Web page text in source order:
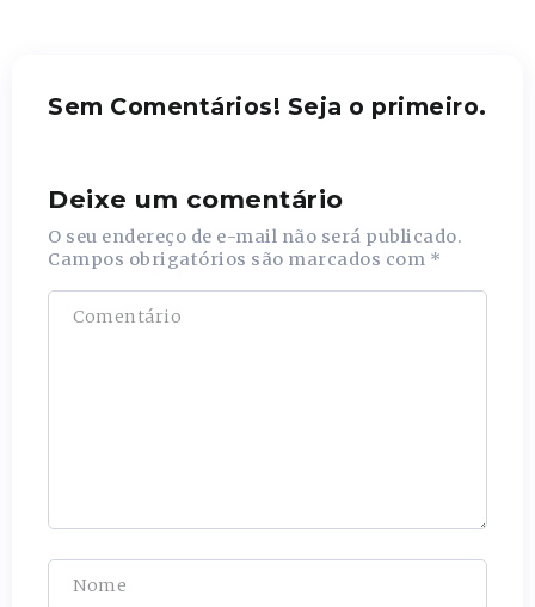
Sem Comentários! Seja o primeiro.
Deixe um comentário
O seu endereço de e-mail não será publicado.
Campos obrigatórios são marcados com *